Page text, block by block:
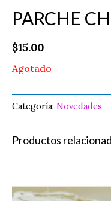
PARCHE
$15.00
Agotado
Categoría: Novedades
Productos
TRASTES